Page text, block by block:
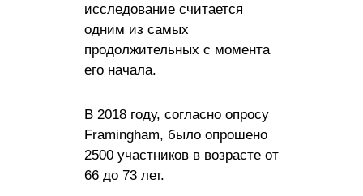
исследование считается
одним из самых
продолжительных с момента
его начала.
В 2018 году, согласно опросу
Framingham, было опрошено
2500 участников в возрасте от
66 до 73 лет.